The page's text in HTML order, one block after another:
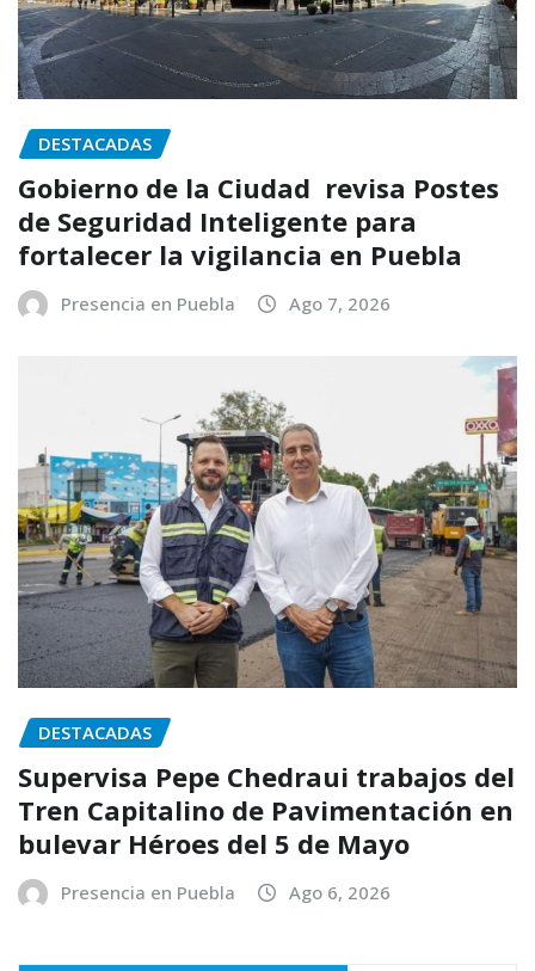
DESTACADAS
Gobierno de la Ciudad revisa Postes
de Seguridad Inteligente para
fortalecer la vigilancia en Puebla
Presencia en Puebla Ago 7, 2026
DESTACADAS
Supervisa Pepe Chedraui trabajos del
Tren Capitalino de Pavimentación en
bulevar Héroes del 5 de Mayo
Presencia en Puebla Ago 6, 2026